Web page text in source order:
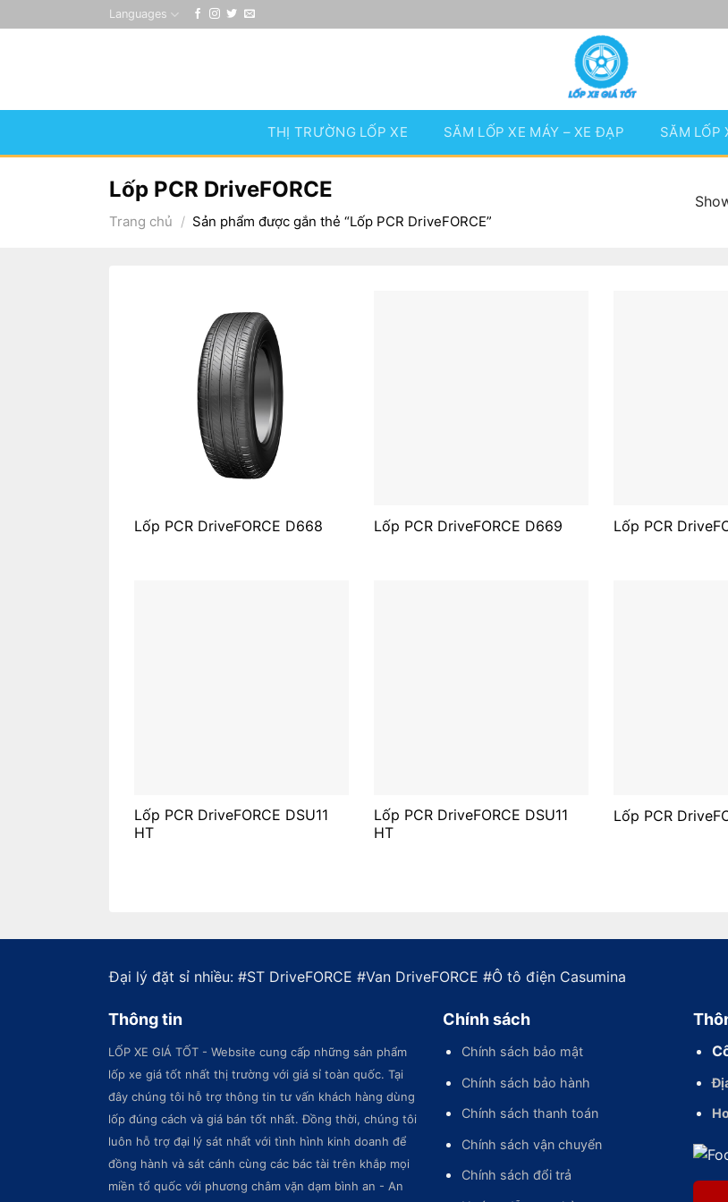
to
Languages
THỊ TRƯỜNG LỐP XE SĂM LỐP XE MÁY – XE ĐẠP SĂM LỐP
Lốp PCR DriveFORCE
Trang chủ / Sản phẩm được gắn thẻ “Lốp PCR DriveFORCE”
Lốp PCR DriveFORCE D668 Lốp PCR DriveFORCE D669 Lốp PCR
Lốp PCR DriveFORCE DSU11
HT
Lốp PCR DriveFORCE DSU11
HT
Lốp PCR
Đại lý đặt sỉ nhiều: #ST DriveFORCE #Van DriveFORCE #Ô tô điện Casumina
Thông tin
LỐP XE GIÁ TỐT - Website cung cấp những sản phẩm
lốp xe giá tốt nhất thị trường với giá sỉ toàn quốc. Tại
đây chúng tôi hỗ trợ thông tin tư vấn khách hàng dùng
lốp đúng cách và giá bán tốt nhất. Đồng thời, chúng tôi
luôn hỗ trợ đại lý sát nhất với tình hình kinh doanh để
đồng hành và sát cánh cùng các bác tài trên khắp mọi
miền tổ quốc với phương châm vặn dạm bình an - An
Chính sách
Chính sách bảo mật
Chính sách bảo hành
Chính sách thanh toán
Chính sách vận chuyển
Chính sách đổi trả